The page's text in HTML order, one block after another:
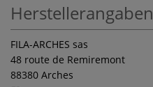
Herstellerangaben
FILA-ARCHES sas
48 route de Remiremont
88380 Arches